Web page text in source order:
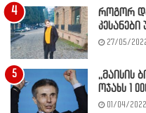
როგორ
კესანები
27/05/
,,მაისის
ოჯახს 1
01/04/2022